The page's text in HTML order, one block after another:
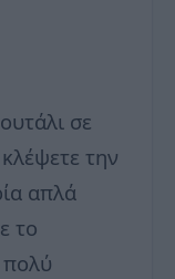
σε
την
απλά
το
πολύ